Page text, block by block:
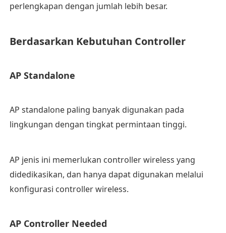
perlengkapan dengan jumlah lebih besar.
Berdasarkan Kebutuhan Controller
AP Standalone
AP standalone paling banyak digunakan pada
lingkungan dengan tingkat permintaan tinggi.
AP jenis ini memerlukan controller wireless yang
didedikasikan, dan hanya dapat digunakan melalui
konfigurasi controller wireless.
AP Controller Needed